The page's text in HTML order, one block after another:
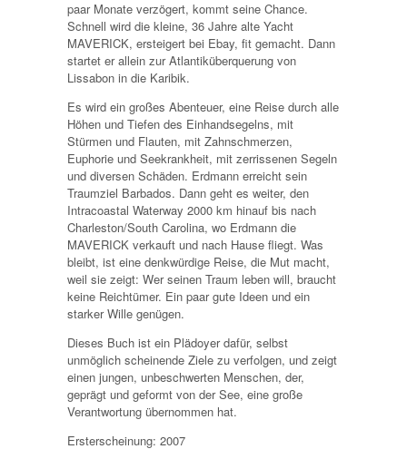
paar Monate verzögert, kommt seine Chance.
Schnell wird die kleine, 36 Jahre alte Yacht
MAVERICK, ersteigert bei Ebay, fit gemacht. Dann
startet er allein zur Atlantiküberquerung von
Lissabon in die Karibik.
Es wird ein großes Abenteuer, eine Reise durch alle
Höhen und Tiefen des Einhandsegelns, mit
Stürmen und Flauten, mit Zahnschmerzen,
Euphorie und Seekrankheit, mit zerrissenen Segeln
und diversen Schäden. Erdmann erreicht sein
Traumziel Barbados. Dann geht es weiter, den
Intracoastal Waterway 2000 km hinauf bis nach
Charleston/South Carolina, wo Erdmann die
MAVERICK verkauft und nach Hause fliegt. Was
bleibt, ist eine denkwürdige Reise, die Mut macht,
weil sie zeigt: Wer seinen Traum leben will, braucht
keine Reichtümer. Ein paar gute Ideen und ein
starker Wille genügen.
Dieses Buch ist ein Plädoyer dafür, selbst
unmöglich scheinende Ziele zu verfolgen, und zeigt
einen jungen, unbeschwerten Menschen, der,
geprägt und geformt von der See, eine große
Verantwortung übernommen hat.
Ersterscheinung: 2007